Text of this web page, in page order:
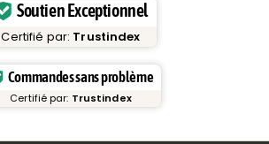
Soutien Exceptionnel
Certifié par: Trustindex
Commandes sans problème
Certifié par: Trustindex